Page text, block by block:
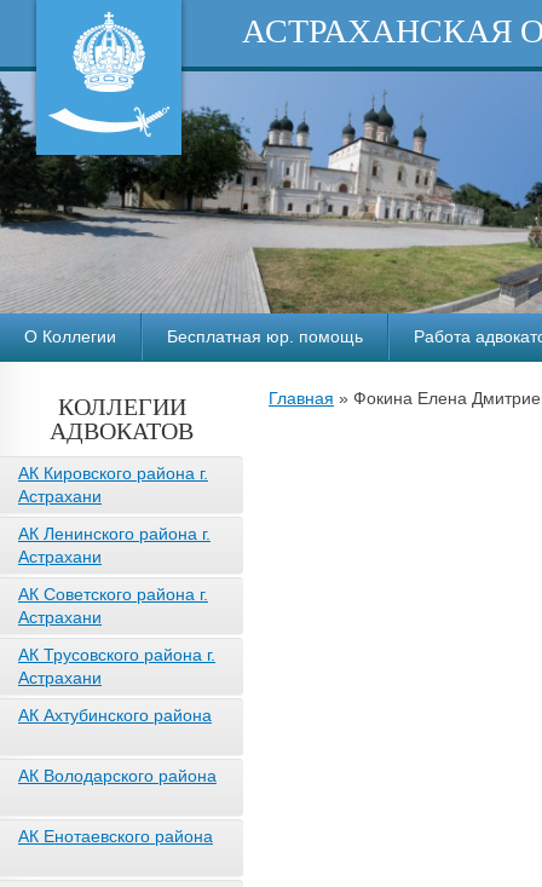
АСТРАХАНСКАЯ
О Коллегии Бесплатная юр. помощь Работа
КОЛЛЕГИИ
АДВОКАТОВ
АК Кировского района г.
Астрахани
АК Ленинского района г.
Астрахани
АК Советского района г.
Астрахани
АК Трусовского района г.
Астрахани
АК Ахтубинского района
АК Володарского района
АК Енотаевского района
Главная » Фокина Елена